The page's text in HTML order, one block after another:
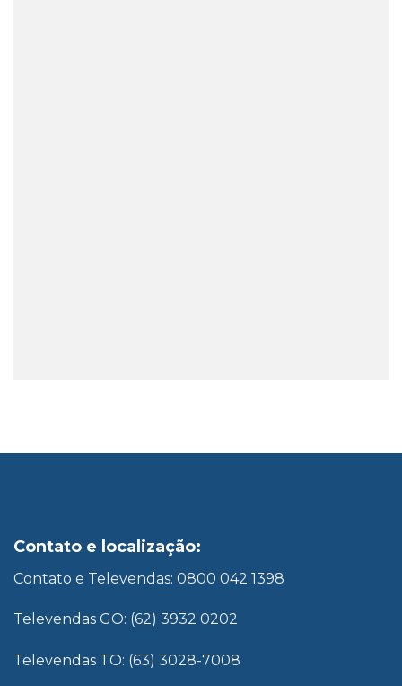
Contato e localização:
Contato e Televendas: 0800 042 1398
Televendas GO: (62) 3932 0202
Televendas TO: (63) 3028-7008